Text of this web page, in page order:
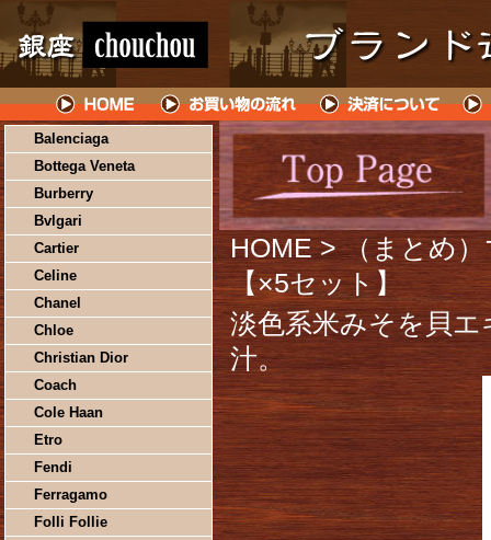
Balenciaga
Bottega Veneta
Burberry
Bvlgari
Cartier
Celine
Chanel
Chloe
Christian Dior
Coach
Cole Haan
Etro
Fendi
Ferragamo
Folli Follie
HOME > （まとめ
【×5セット】
淡色系米みそを貝
汁。